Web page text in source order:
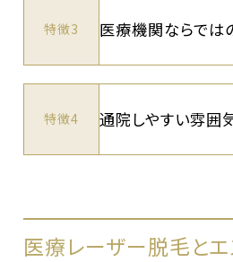
特徴3 医療機関ならでは
特徴4 通院しやすい雰囲
医療レーザー脱毛と